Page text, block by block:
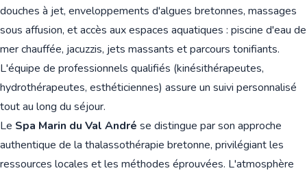
douches à jet, enveloppements d'algues bretonnes, massages
sous affusion, et accès aux espaces aquatiques : piscine d'eau de
mer chauffée, jacuzzis, jets massants et parcours tonifiants.
L'équipe de professionnels qualifiés (kinésithérapeutes,
hydrothérapeutes, esthéticiennes) assure un suivi personnalisé
tout au long du séjour.
Le Spa Marin du Val André se distingue par son approche
authentique de la thalassothérapie bretonne, privilégiant les
ressources locales et les méthodes éprouvées. L'atmosphère